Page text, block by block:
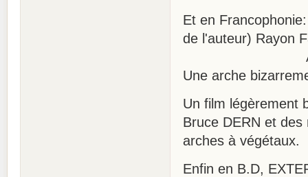
Et en
de l'auteur) Rayon
ABZALON
Une arche
Un film légèrement
Bruce DERN et
arches à végétaux.
Enfin en B.D,